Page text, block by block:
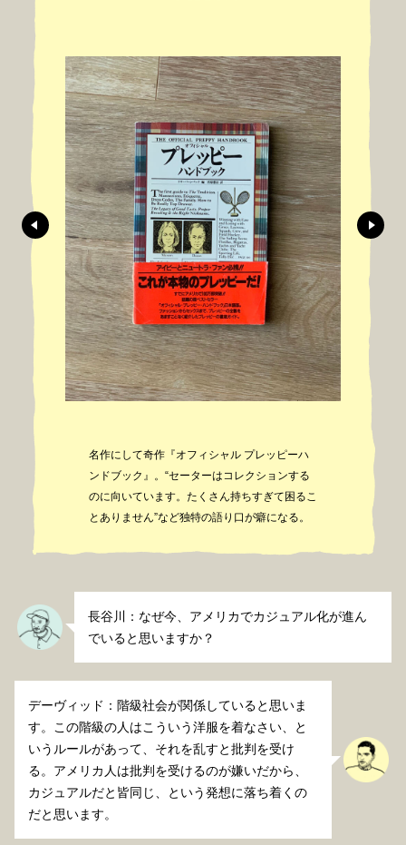
名作にして奇作『オフィシャル プレッピーハ
ンドブック』。“セーターはコレクションする
のに向いています。たくさん持ちすぎて困るこ
とありません”など独特の語り口が癖になる。
長谷川：なぜ今、アメリカでカジュアル化が進ん
でいると思いますか？
デーヴィッド：階級社会が関係していると思いま
す。この階級の人はこういう洋服を着なさい、と
いうルールがあって、それを乱すと批判を受け
る。アメリカ人は批判を受けるのが嫌いだから、
カジュアルだと皆同じ、という発想に落ち着くの
だと思います。